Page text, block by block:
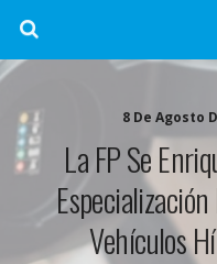
8 De Agosto
La FP Se
Vehículos